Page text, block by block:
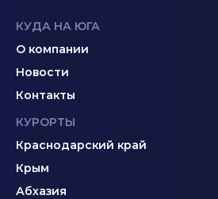
КУДА НА ЮГА
О компании
Новости
Контакты
КУРОРТЫ
Краснодарский край
Крым
Абхазия